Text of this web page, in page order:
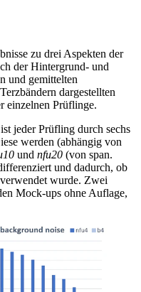
zu drei Aspekten der
der Hintergrund- und
und gemittelten
dargestellten
einzelnen Prüflinge.
jeder Prüfling durch sechs
werden (abhängig von
und nfu20 (von span.
und dadurch, ob
wurde. Zwei
Mock-ups ohne Auflage,